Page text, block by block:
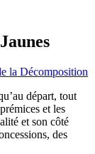
la Décomposition
départ, tout
et les
et son côté
des